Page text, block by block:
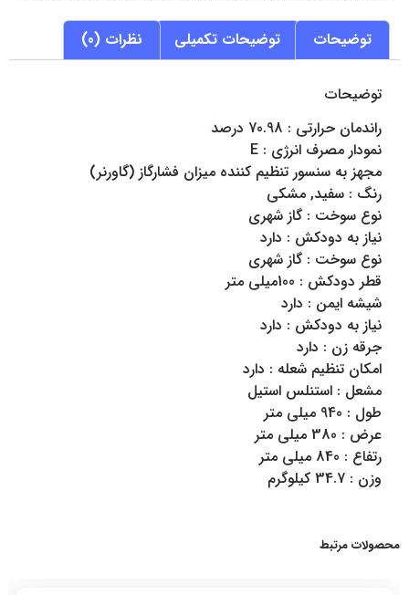
توضیحات توضیحات تکمیلی نظرات (0)
توضیحات
راندمان حرارتی : 70.98 درصد
نمودار مصرف انرژی : E
مجهز به سنسور تنظیم کننده میزان فشارگاز (گاورنر)
رنگ : سفید, مشکی
نوع سوخت : گاز شهری
نیاز به دودکش : دارد
نوع سوخت : گاز شهری
قطر دودکش : 100میلی متر
شیشه ایمن : دارد
نیاز به دودکش : دارد
جرقه زن : دارد
امکان تنظیم شعله : دارد
مشعل : استنلس استیل
طول : 940 میلی متر
عرض : 380 میلی متر
رتفاع : 840 میلی متر
وزن : 34.7 کیلوگرم
محصولات مرتبط